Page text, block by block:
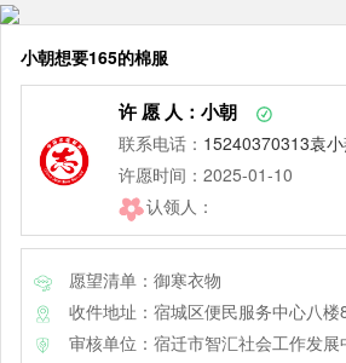
小朝想要165的棉服
许 愿 人：小朝
联系电话： 15240370313袁
许愿时间：2025-01-10
认领人：
愿望清单：御寒衣物
收件地址：宿城区便民服务中心八楼
审核单位：宿迁市智汇社会工作发展